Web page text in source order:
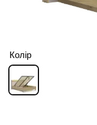
Колір